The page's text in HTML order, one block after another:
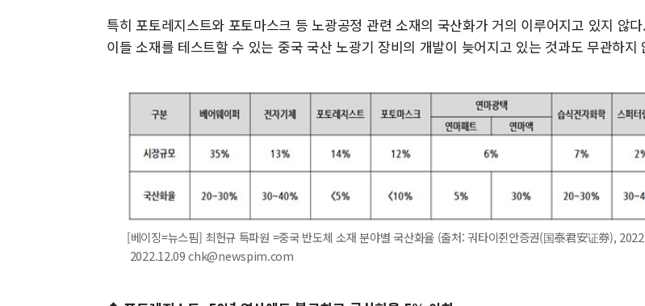
특히 포토레지스트와 포토마스크 등 노광공정 관련 소재의 국산화가 거의 이루어지고 있지 않
이들 소재를 테스트할 수 있는 중국 국산 노광기 장비의 개발이 늦어지고 있는 것과도 무관하지
[베이징=뉴스핌] 최헌규 특파원 =중국 반도체 소재 분야별 국산화율 (출처: 궈타이쥔안증권(国泰君安证券),
2022.12.09 chk@newspim.com